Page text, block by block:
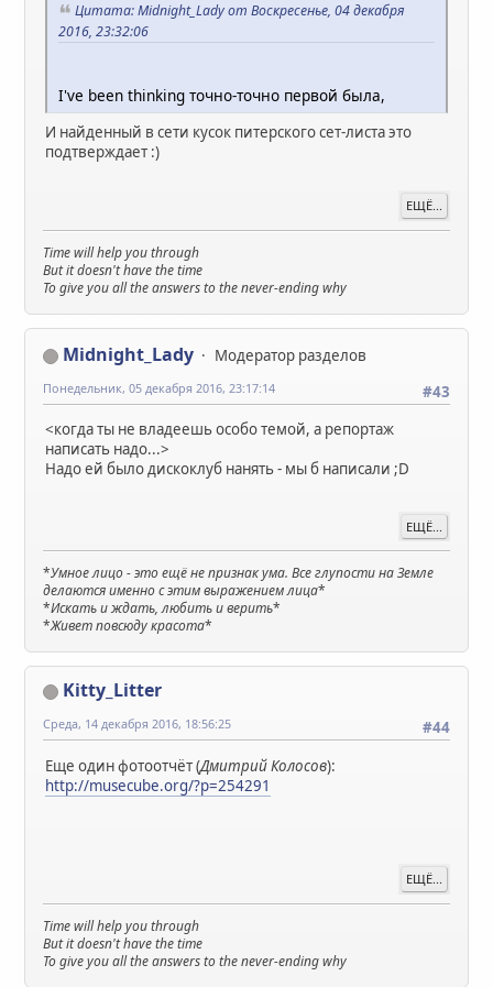
Цитата: Midnight_Lady от Воскресенье, 04 декабря
2016, 23:32:06
I've been thinking точно-точно первой была,
И найденный в сети кусок питерского сет-листа это
подтверждает :)
ЕЩЁ...
Time will help you through
But it doesn't have the time
To give you all the answers to the never-ending why
Midnight_Lady
Модератор разделов
#43
Понедельник, 05 декабря 2016, 23:17:14
<когда ты не владеешь особо темой, а репортаж
написать надо...>
Надо ей было дискоклуб нанять - мы б написали ;D
ЕЩЁ...
*Умное лицо - это ещё не признак ума. Все глупости на Земле
делаются именно с этим выражением лица*
*Искать и ждать, любить и верить*
*Живет повсюду красота*
Kitty_Litter
#44
Среда, 14 декабря 2016, 18:56:25
Еще один фотоотчёт (Дмитрий Колосов):
http://musecube.org/?p=254291
ЕЩЁ...
Time will help you through
But it doesn't have the time
To give you all the answers to the never-ending why